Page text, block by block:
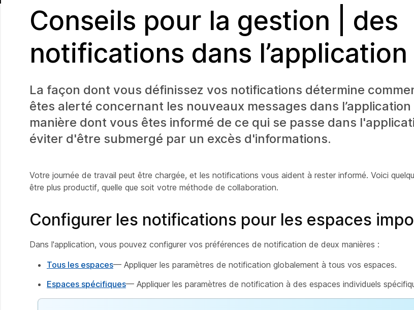
Conseils pour la gestion | des
notifications dans l’application
La façon dont vous définissez vos notifications détermine
êtes alerté concernant les nouveaux messages dans
manière dont vous êtes informé de ce qui se passe dans
éviter d'être submergé par un excès d'informations.
Votre journée de travail peut être chargée, et les notifications vous aident à rester informé. Voici
être plus productif, quelle que soit votre méthode de collaboration.
Configurer les notifications pour les espaces
Dans l'application, vous pouvez configurer vos préférences de notification de deux manières :
Tous les espaces— Appliquer les paramètres de notification globalement à tous vos espaces.
Espaces spécifiques— Appliquer les paramètres de notification à des espaces individuels